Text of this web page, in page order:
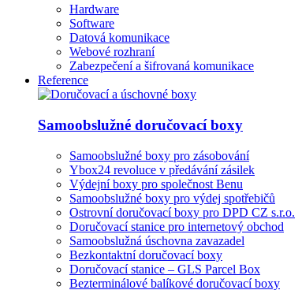
Hardware
Software
Datová komunikace
Webové rozhraní
Zabezpečení a šifrovaná komunikace
Reference
Samoobslužné doručovací boxy
Samoobslužné boxy pro zásobování
Ybox24 revoluce v předávání zásilek
Výdejní boxy pro společnost Benu
Samoobslužné boxy pro výdej spotřebičů
Ostrovní doručovací boxy pro DPD CZ s.r.o.
Doručovací stanice pro internetový obchod
Samoobslužná úschovna zavazadel
Bezkontaktní doručovací boxy
Doručovací stanice – GLS Parcel Box
Bezterminálové balíkové doručovací boxy